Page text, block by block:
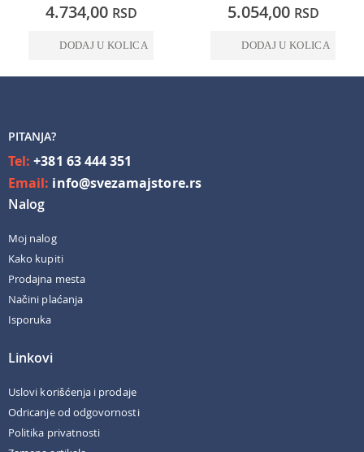
4.734,00 RSD
DODAJ U KOLICA
5.054,00 RSD
DODAJ U KOLICA
PITANJA?
Tel:+381 63 444 351
Email: info@svezamajstore.rs
Nalog
Moj nalog
Kako kupiti
Prodajna mesta
Načini plaćanja
Isporuka
Linkovi
Uslovi korišćenja i prodaje
Odricanje od odgovornosti
Politika privatnosti